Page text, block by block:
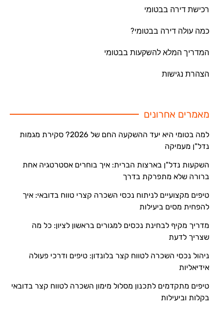
רכישת דירה בבטומי
כמה עולה דירה בבטומי?
המדריך המלא להשקעות בבטומי
הצהרת נגישות
מאמרים אחרונים
למה בטומי היא יעד ההשקעה החם של 2026? סקירת מגמות
נדל"ן מעמיקה
השקעות נדל"ן בארצות הברית: איך בוחרים אסטרטגיה אחת
ברורה שלא מתפרקת בדרך
טיפים מקצועיים לניתוח נכסי השכרה קצרי טווח בדובאי: איך
להפחית מסים ביעילות
מדריך מקיף לבחינת נכסים למגורים בראשון לציון: כל מה
שצריך לדעת
ניהול נכסי השכרה לטווח קצר בלונדון: טיפים ודרכי פעולה
אידיאליות
טיפים מתקדמים לתכנון מסלול מימון השכרה לטווח קצר בדובאי
בקלות וביעילות